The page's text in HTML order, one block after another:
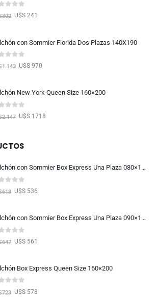
of 5
302 U$S 241
con Sommier Florida Dos Plazas 140X190
of 5
1.143 U$S 970
New York Queen Size 160×200
of 5
2.147 U$S 1718
Colchón con Sommier Box Express Una Plaza 080×190
of 5
618 U$S 536
Colchón con Sommier Box Express Una Plaza 090×190
of 5
647 U$S 561
Box Express Queen Size 160×200
of 5
723 U$S 578